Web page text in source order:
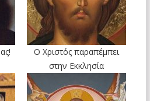
Ο Χριστός παραπέμπει
στην Εκκλησία